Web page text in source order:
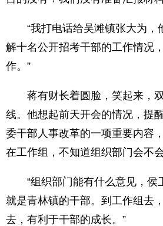
“我打电话给吴滩镇张大为，
解十名公开招考干部的工作情况
作。”
蒋有财长着圆脸，笑起来，双
线。他想起前天开会的情况，提
委干部人事改革的一项重要内容
在工作组，不知道组织部门会不
“组织部门能有什么意见，侯
就是青林镇的干部。到工作组去
去，有利于干部的成长。”